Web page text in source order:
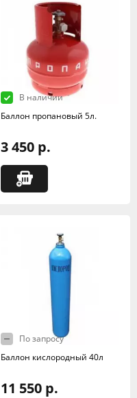
В наличии
Баллон пропановый 5л.
3 450 р.
По запросу
Баллон кислородный 40л
11 550 р.